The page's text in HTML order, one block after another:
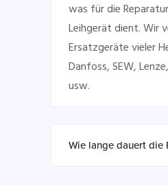
was für die
Leihgerät dient. Wir
Ersatzgeräte vieler
Danfoss, SEW,
usw.
Wie lange dauert die